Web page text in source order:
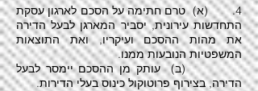
4. (א) טרם חתימה על הסכם לארגון עסקת
התחדשות עירונית, יסביר המארגן לבעל הדירה
את מהות ההסכם ועיקריו, ואת התוצאות
המשפטיות הנובעות ממנו.
(ב) עותק מן ההסכם יימסר לבעל
הדירה, בצירוף פרוטוקול כינוס בעלי הדירות.